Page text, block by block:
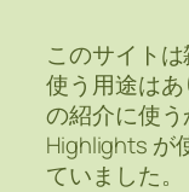
このサイト
使う用途は
の紹介に使
Highlights が
ていました。